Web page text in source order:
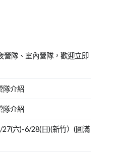
隊、室內營隊，歡迎立即
隊介紹
隊介紹
六)-6/28(日)(新竹）(圓滿